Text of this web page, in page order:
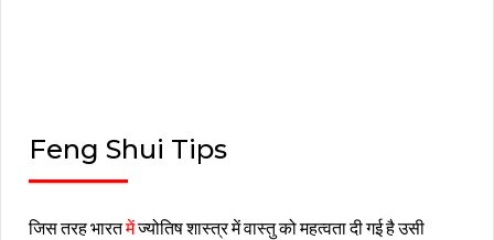
Feng Shui Tips
जिस तरह भारतमेंज्योतिष शास्त्र में वास्तु कोमहत्वतादी गई है उसी